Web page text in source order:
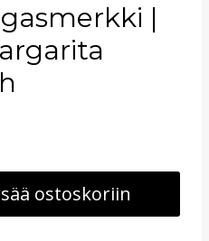
|
ostoskoriin